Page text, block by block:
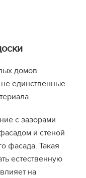
домов
единственные
с зазорами
и стеной
фасада. Такая
естественную
на